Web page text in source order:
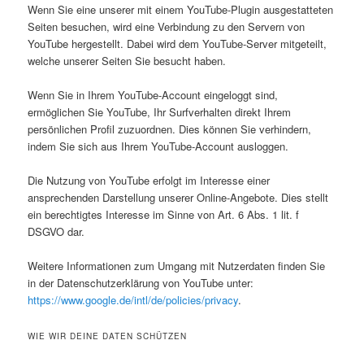
Wenn Sie eine unserer mit einem YouTube-Plugin ausgestatteten
Seiten besuchen, wird eine Verbindung zu den Servern von
YouTube hergestellt. Dabei wird dem YouTube-Server mitgeteilt,
welche unserer Seiten Sie besucht haben.
Wenn Sie in Ihrem YouTube-Account eingeloggt sind,
ermöglichen Sie YouTube, Ihr Surfverhalten direkt Ihrem
persönlichen Profil zuzuordnen. Dies können Sie verhindern,
indem Sie sich aus Ihrem YouTube-Account ausloggen.
Die Nutzung von YouTube erfolgt im Interesse einer
ansprechenden Darstellung unserer Online-Angebote. Dies stellt
ein berechtigtes Interesse im Sinne von Art. 6 Abs. 1 lit. f
DSGVO dar.
Weitere Informationen zum Umgang mit Nutzerdaten finden Sie
in der Datenschutzerklärung von YouTube unter:
https://www.google.de/intl/de/policies/privacy.
WIE WIR DEINE DATEN SCHÜTZEN